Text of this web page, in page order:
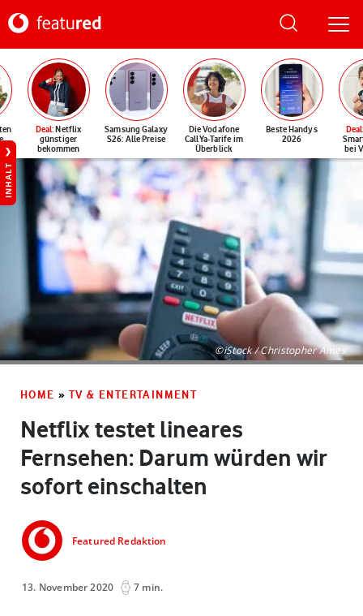
Deal: Netflix
günstiger
bekommen
Samsung Galaxy
S26: Alle Preise
Die Vodafone
CallYa-Tarife im
Überblick
Beste Handys
2026
Deal
bei
INHALT
©iStock / Christopher Ames
HOME » TV & ENTERTAINMENT
Netflix testet lineares
Fernsehen: Darum würden wir
sofort einschalten
Featured Redaktion
13. November 2020 7 min.